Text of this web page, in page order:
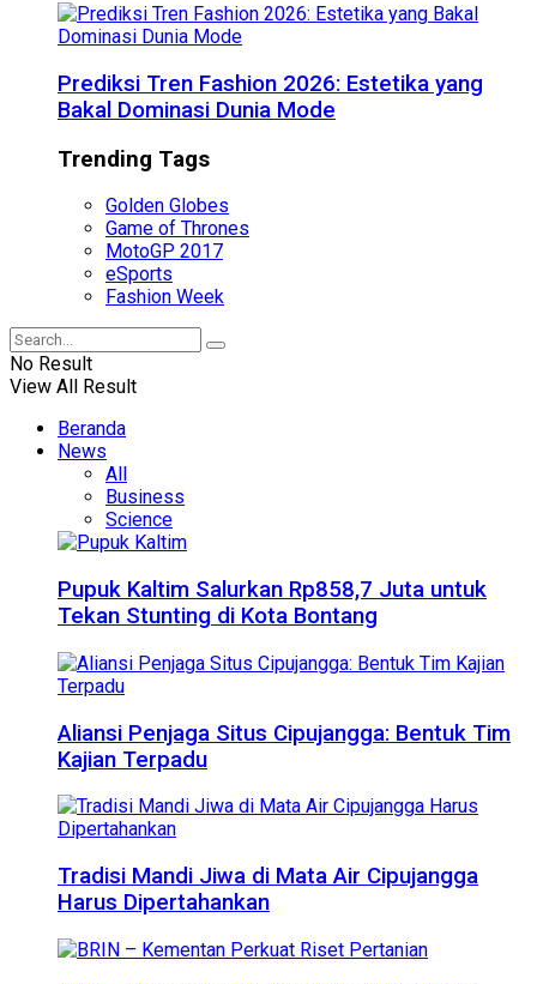
Prediksi Tren Fashion 2026: Estetika yang
Bakal Dominasi Dunia Mode
Trending Tags
Golden Globes
Game of Thrones
MotoGP 2017
eSports
Fashion Week
No Result
View All Result
Beranda
News
All
Business
Science
Pupuk Kaltim Salurkan Rp858,7 Juta untuk
Tekan Stunting di Kota Bontang
Aliansi Penjaga Situs Cipujangga: Bentuk Tim
Kajian Terpadu
Tradisi Mandi Jiwa di Mata Air Cipujangga
Harus Dipertahankan